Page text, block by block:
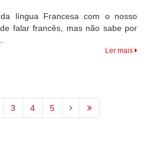
língua Francesa com o nosso
falar francês, mas não sabe por
Ler mais
3 4 5